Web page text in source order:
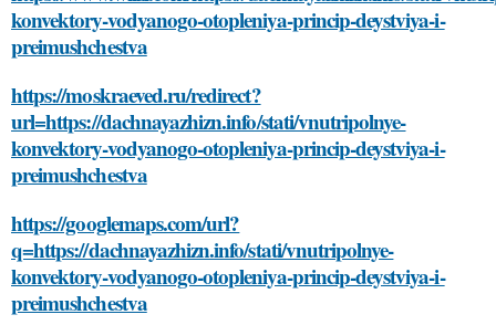
konvektory-vodyanogo-otopleniya-princip-deystviya-i-
preimushchestva
https://moskraeved.ru/redirect?
url=https://dachnayazhizn.info/stati/vnutripolnye-
konvektory-vodyanogo-otopleniya-princip-deystviya-i-
preimushchestva
https://googlemaps.com/url?
q=https://dachnayazhizn.info/stati/vnutripolnye-
konvektory-vodyanogo-otopleniya-princip-deystviya-i-
preimushchestva